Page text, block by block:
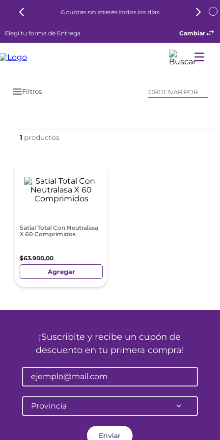
6 cuotas sin interés todos los días
Elegí tu forma de Entrega Cambiar
Filtros ORDENAR POR
1
Satial Total Con Neutralasa
X 60 Comprimidos
$63.900,00
Agregar
¡Suscribite y recibe un cupón de
descuento en tu primera compra!
Provincia
Enviar